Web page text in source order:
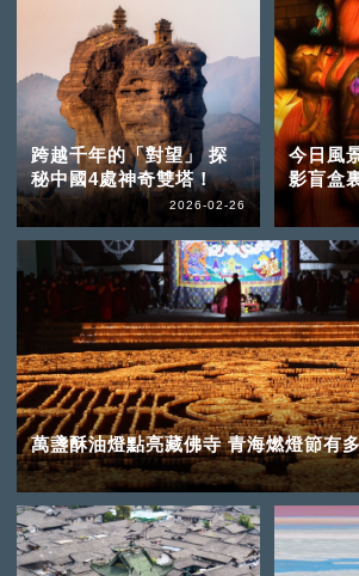
跨越千年的「對望」 探
秘中國4處神奇雙塔！
2026-02-26
今日風
影盲盒
萬盞酥油燈點亮藏佛寺 青海燃燈節有